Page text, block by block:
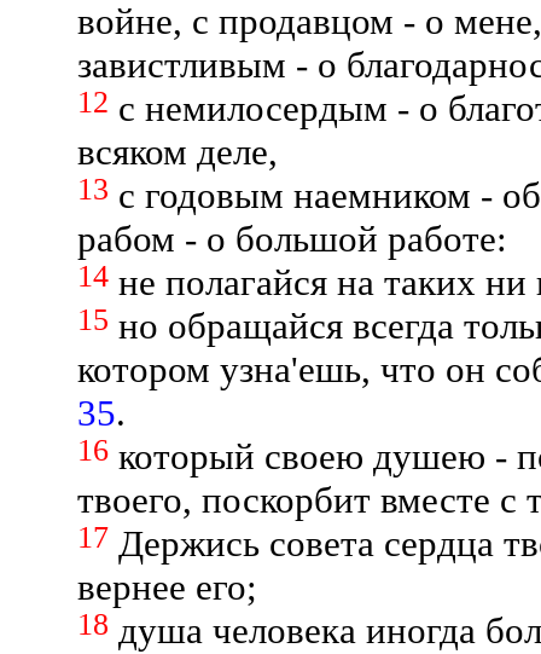
войне, с продавцом - о
завистливым - о
12 с немилосердым - о
всяком деле,
13 с годовым наемником -
рабом - о большой работе:
14 не полагайся на таких
15 но обращайся всегда
котором узна'ешь, что он
35.
16 который своею душею -
твоего, поскорбит вместе
17 Держись совета сердца
вернее его;
18 душа человека иногда